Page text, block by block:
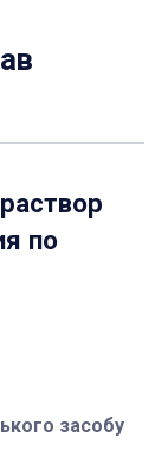
по
засобу